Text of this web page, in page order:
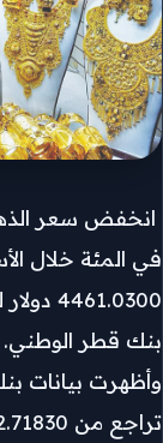
في المئة خلال
بنك قطر الوطني.
وأظهرت بيانات